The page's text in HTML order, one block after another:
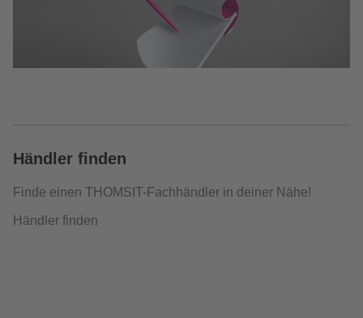
Händler finden
Finde einen THOMSIT-Fachhändler in deiner Nähe!
Händler finden